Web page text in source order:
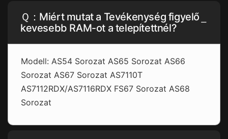
Ｑ：Miért mutat a Tevékenység figyelő
kevesebb RAM-ot a telepítettnél?
Modell: AS54 Sorozat AS65 Sorozat AS66
Sorozat AS67 Sorozat AS7110T
AS7112RDX/AS7116RDX FS67 Sorozat AS68
Sorozat